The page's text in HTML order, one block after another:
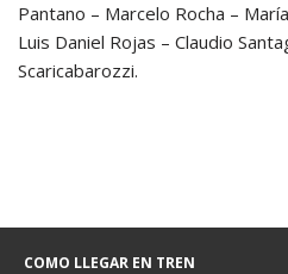
Pantano – Marcelo Rocha –
Luis Daniel Rojas – Claudio
Scaricabarozzi.
COMO LLEGAR EN TREN